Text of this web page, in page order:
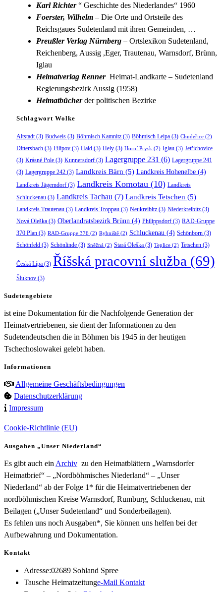
Karl Richter“ Geschichte des Niederlandes“ 1960
Foerster, Wilhelm – Die Orte und Ortsteile des
Reichsgaues Sudetenland mit ihren Gemeinden, …
Preußler Verlag Nürnberg – Ortslexikon Sudetenland,
Reichenberg, Aussig ,Eger, Trautenau, Warnsdorf, Brünn,
Iglau
Heimatverlag Renner Heimat-Landkarte – Sudetenland
Regierungsbezirk Aussig (1958)
Heimatbücherder politischen Bezirke
Schlagwort Wolke
Altstadt(3) Budweis (3) Böhmisch Kamnitz (3) Böhmisch Leipa (3) Chudeřice (2)
Dittersbach (3) Filipov (3) Haid (3) Hely (3) Horní Prysk (2) Iglau (3) Jetřichovice
(3) Krásné Pole (3) Kunnersdorf (3) Lagergruppe 231 (6) Lagergruppe 241
(3) Lagergruppe 242 (3) Landkreis Bärn (5) Landkreis Hohenelbe (4)
Landkreis Jägerndorf (3) Landkreis Komotau (10) Landkreis
Schluckenau (3) Landkreis Tachau (7) Landkreis Tetschen (5)
Landkreis Trautenau (3) Landkreis Troppau (3) Neukreibitz (3) Niederkreibitz (3)
Nová Oleška (3) Oberlandratsbezirk Brünn (4) Philippsdorf (3) RAD-Gruppe
370 Plan (3) RAD-Gruppe 376 (2) Rybniště (2) Schluckenau (4) Schönborn (3)
Schönfeld (3) Schönlinde (3) Sněžná (2) Stará Oleška (3) Teplice (2) Tetschen (3)
Česká Lípa (3) Říšská pracovní služba (69)
Šluknov (3)
Sudetengebiete
ist eine Dokumentation für die Nachfolgende Generation der
Heimatvertriebenen, sie dient der Informationen zu den
Sudetendeutschen die in Böhmen bis 1945 in der heutigen
Tschechoslowakei gelebt haben.
Informationen
Allgemeine Geschäftsbedingungen
Datenschutzerklärung
Impressum
Cookie-Richtlinie (EU)
Ausgaben „Unser Niederland“
Es gibt auch ein Archiv zu den Heimatblättern „Warnsdorfer
Heimatbrief“ – „Nordböhmisches Niederland“ – „Unser
Niederland“ ab der Folge 1* für die Heimatvertriebenen der
nordböhmischen Kreise Warnsdorf, Rumburg, Schluckenau, mit
Beilagen („Unser Sudetenland“ und Sonderbeilagen).
Es fehlen uns noch Ausgaben*, Sie können uns helfen bei der
Aufbewahrung und Dokumentation.
Kontakt
Adresse:02689 Sohland Spree
Tausche Heimatzeitunge-Mail KontaktOpens